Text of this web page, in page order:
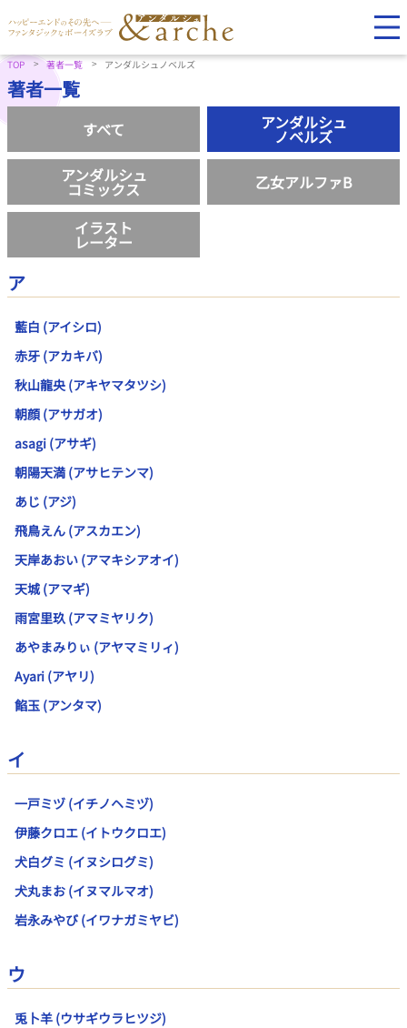
TOP 著者一覧 アンダルシュノベルズ
著者一覧
すべて アンダルシュ
ノベルズ
アンダルシュ
コミックス 乙女アルファB
イラスト
レーター
ア
藍白 (アイシロ)
赤牙 (アカキバ)
秋山龍央 (アキヤマタツシ)
朝顔 (アサガオ)
asagi (アサギ)
朝陽天満 (アサヒテンマ)
あじ (アジ)
飛鳥えん (アスカエン)
天岸あおい (アマキシアオイ)
天城 (アマギ)
雨宮里玖 (アマミヤリク)
あやまみりぃ (アヤマミリィ)
Ayari (アヤリ)
餡玉 (アンタマ)
イ
一戸ミヅ (イチノヘミヅ)
伊藤クロエ (イトウクロエ)
犬白グミ (イヌシログミ)
犬丸まお (イヌマルマオ)
岩永みやび (イワナガミヤビ)
ウ
兎卜羊 (ウサギウラヒツジ)